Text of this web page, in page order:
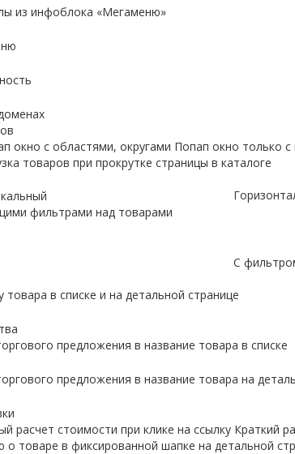
из инфоблока «Мегаменю»
окно c областями, округами Попап окно только с
товаров при прокрутке страницы в каталоге
фильтрами над товарами
С
в списке и на детальной странице
предложения в название товара в списке
предложения в название товара на
расчет стоимости при клике на ссылку Краткий
товаре в фиксированной шапке на детальной